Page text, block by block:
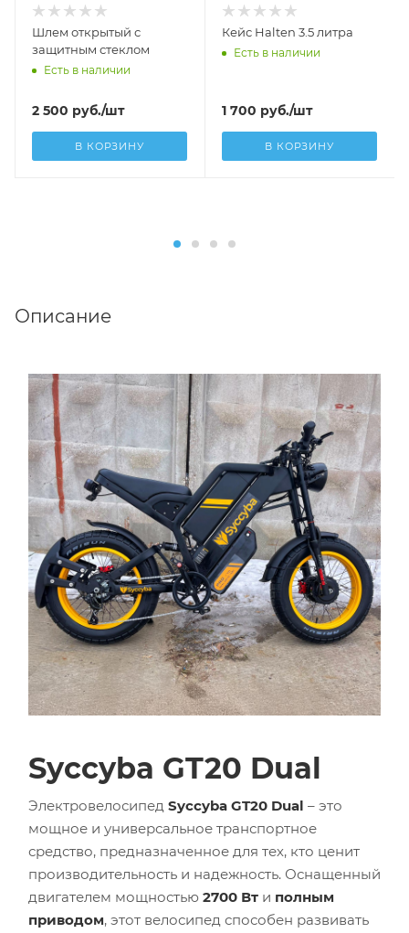
Шлем открытый с
защитным стеклом
Есть в наличии
2 500 руб./шт
В КОРЗИНУ
Кейс Halten 3.5 литра
Есть в наличии
1 700 руб./шт
В КОРЗИНУ
Описание
Syccyba GT20 Dual
Электровелосипед Syccyba GT20 Dual – это
мощное и универсальное транспортное
средство, предназначенное для тех, кто ценит
производительность и надежность. Оснащенный
двигателем мощностью 2700 Вт и полным
приводом, этот велосипед способен развивать